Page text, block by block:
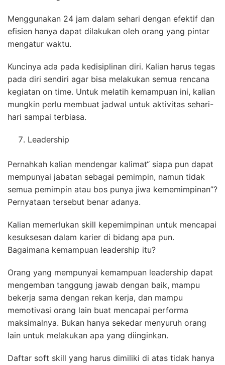
Menggunakan 24 jam dalam sehari dengan efektif dan
efisien hanya dapat dilakukan oleh orang yang pintar
mengatur waktu.
Kuncinya ada pada kedisiplinan diri. Kalian harus tegas
pada diri sendiri agar bisa melakukan semua rencana
kegiatan on time. Untuk melatih kemampuan ini, kalian
mungkin perlu membuat jadwal untuk aktivitas sehari-
hari sampai terbiasa.
Leadership
Pernahkah kalian mendengar kalimat“ siapa pun dapat
mempunyai jabatan sebagai pemimpin, namun tidak
semua pemimpin atau bos punya jiwa kememimpinan”?
Pernyataan tersebut benar adanya.
Kalian memerlukan skill kepemimpinan untuk mencapai
kesuksesan dalam karier di bidang apa pun.
Bagaimana kemampuan leadership itu?
Orang yang mempunyai kemampuan leadership dapat
mengemban tanggung jawab dengan baik, mampu
bekerja sama dengan rekan kerja, dan mampu
memotivasi orang lain buat mencapai performa
maksimalnya. Bukan hanya sekedar menyuruh orang
lain untuk melakukan apa yang diinginkan.
Daftar soft skill yang harus dimiliki di atas tidak hanya